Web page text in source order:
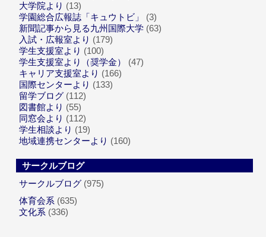
大学院より (13)
学園総合広報誌「キュウトビ」
(3)
新聞記事から見る九州国際大学 (63)
入試・広報室より (179)
学生支援室より (100)
学生支援室より（奨学金）
(47)
キャリア支援室より (166)
国際センターより (133)
留学ブログ (112)
図書館より (55)
同窓会より (112)
学生相談より (19)
地域連携センターより (160)
サークルブログ
サークルブログ (975)
体育会系 (635)
文化系 (336)